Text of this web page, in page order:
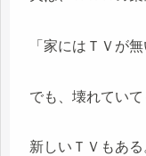
「家にはＴＶが
でも、壊れていて
新しいＴＶもある